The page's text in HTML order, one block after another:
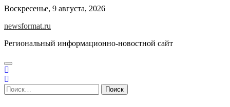
Skip
content
Воскресенье, 9 августа, 2026
newsformat.ru
Региональный информационно-новостной сайт
Найти: